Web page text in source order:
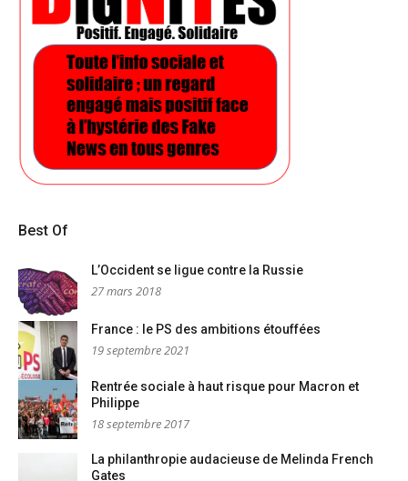
Best Of
L’Occident se ligue contre la Russie
27 mars 2018
France : le PS des ambitions étouffées
19 septembre 2021
Rentrée sociale à haut risque pour Macron et
Philippe
18 septembre 2017
La philanthropie audacieuse de Melinda French
Gates